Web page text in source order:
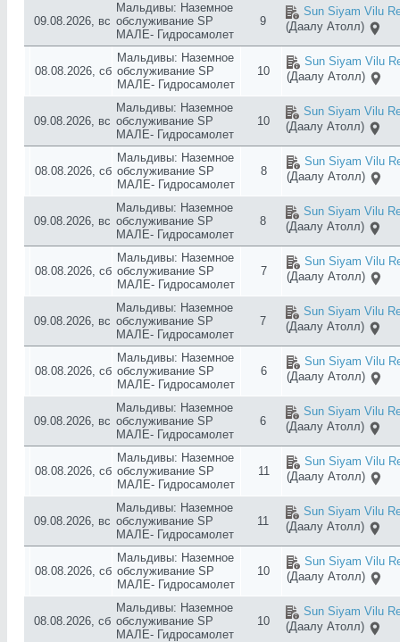
09.08.2026, вс
Мальдивы: Наземное
обслуживание SP
МАЛЕ- Гидросамолет
9
Sun Siyam Vilu
(Даалу Атолл)
08.08.2026, сб
Мальдивы: Наземное
обслуживание SP
МАЛЕ- Гидросамолет
10
Sun Siyam Vilu
(Даалу Атолл)
09.08.2026, вс
Мальдивы: Наземное
обслуживание SP
МАЛЕ- Гидросамолет
10
Sun Siyam Vilu
(Даалу Атолл)
08.08.2026, сб
Мальдивы: Наземное
обслуживание SP
МАЛЕ- Гидросамолет
8
Sun Siyam Vilu
(Даалу Атолл)
09.08.2026, вс
Мальдивы: Наземное
обслуживание SP
МАЛЕ- Гидросамолет
8
Sun Siyam Vilu
(Даалу Атолл)
08.08.2026, сб
Мальдивы: Наземное
обслуживание SP
МАЛЕ- Гидросамолет
7
Sun Siyam Vilu
(Даалу Атолл)
09.08.2026, вс
Мальдивы: Наземное
обслуживание SP
МАЛЕ- Гидросамолет
7
Sun Siyam Vilu
(Даалу Атолл)
08.08.2026, сб
Мальдивы: Наземное
обслуживание SP
МАЛЕ- Гидросамолет
6
Sun Siyam Vilu
(Даалу Атолл)
09.08.2026, вс
Мальдивы: Наземное
обслуживание SP
МАЛЕ- Гидросамолет
6
Sun Siyam Vilu
(Даалу Атолл)
08.08.2026, сб
Мальдивы: Наземное
обслуживание SP
МАЛЕ- Гидросамолет
11
Sun Siyam Vilu
(Даалу Атолл)
09.08.2026, вс
Мальдивы: Наземное
обслуживание SP
МАЛЕ- Гидросамолет
11
Sun Siyam Vilu
(Даалу Атолл)
08.08.2026, сб
Мальдивы: Наземное
обслуживание SP
МАЛЕ- Гидросамолет
10
Sun Siyam Vilu
(Даалу Атолл)
08.08.2026, сб
Мальдивы: Наземное
обслуживание SP
МАЛЕ- Гидросамолет
10
Sun Siyam Vilu
(Даалу Атолл)